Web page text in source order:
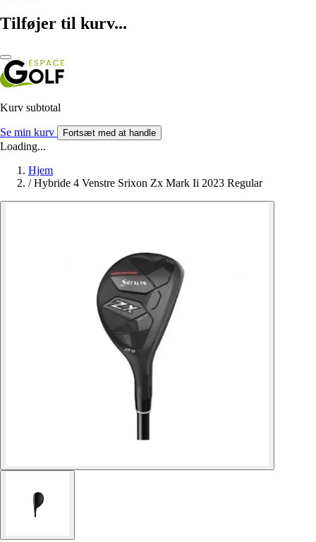
Tilføjer til kurv...
Kurv subtotal
Se min kurv Fortsæt med at handle
Loading...
Hjem
/ Hybride 4 Venstre Srixon Zx Mark Ii 2023 Regular